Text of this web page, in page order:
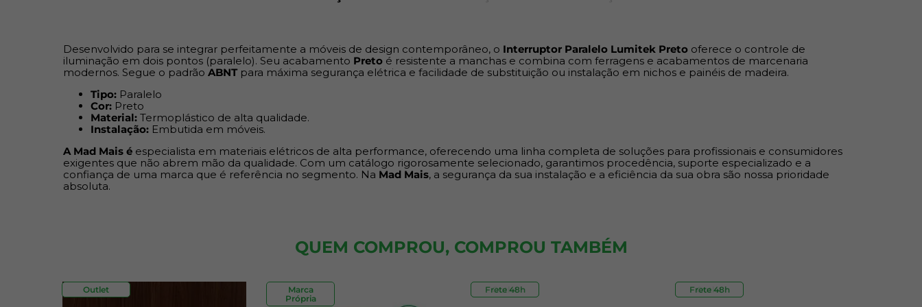
Desenvolvido para se integrar perfeitamente a móveis de design contemporâneo, o Interruptor Paralelo Lumitek Preto oferece o controle de
iluminação em dois pontos (paralelo). Seu acabamento Preto é resistente a manchas e combina com ferragens e acabamentos de marcenaria
modernos. Segue o padrão ABNT para máxima segurança elétrica e facilidade de substituição ou instalação em nichos e painéis de madeira.
Tipo: Paralelo
Cor: Preto
Material: Termoplástico de alta qualidade.
Instalação: Embutida em móveis.
A Mad Mais é especialista em materiais elétricos de alta performance, oferecendo uma linha completa de soluções para profissionais e consumidores
exigentes que não abrem mão da qualidade. Com um catálogo rigorosamente selecionado, garantimos procedência, suporte especializado e a
confiança de uma marca que é referência no segmento. Na Mad Mais, a segurança da sua instalação e a eficiência da sua obra são nossa prioridade
absoluta.
QUEM COMPROU, COMPROU TAMBÉM
Outlet
Marca
Própria
Outlet
Frete 48h Outlet
Frete 48h